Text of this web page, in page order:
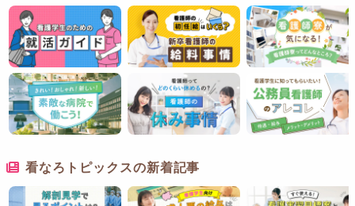
ため、状況を確認しましょう。
アセスメント例
ストレス反応
乳幼児期は養育者の影響を受けやすく、養育者の言動や考え
看なろトピックスの新着記事